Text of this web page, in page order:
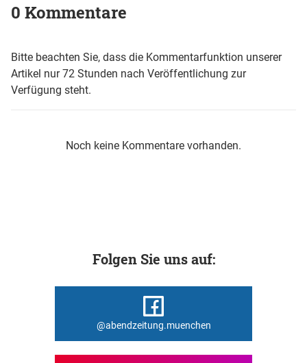
0 Kommentare
Bitte beachten Sie, dass die Kommentarfunktion unserer
Artikel nur 72 Stunden nach Veröffentlichung zur
Verfügung steht.
Noch keine Kommentare vorhanden.
Folgen Sie uns auf:
@abendzeitung.muenchen